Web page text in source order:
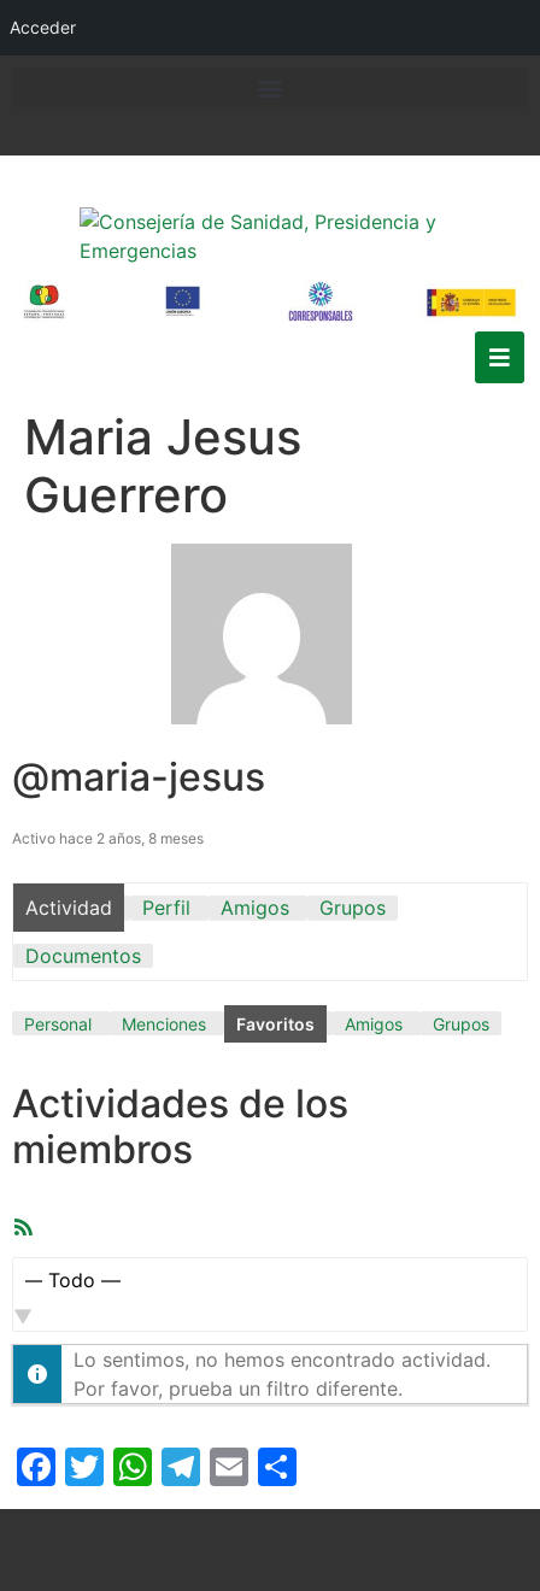
Acceder
Maria Jesus
Guerrero
@maria-jesus
Activo hace 2 años, 8 meses
Actividad Perfil Amigos
Grupos
Documentos
Personal Menciones Favoritos Amigos Grupos
Actividades de los
miembros
Mostrar:
Lo sentimos, no hemos encontrado actividad.
Por favor, prueba un filtro diferente.
Facebook
Twitter
WhatsApp
Telegram
Email